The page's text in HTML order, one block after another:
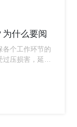
为什么要阅
各个工作环节的
过压损害，延长
装和使用压力